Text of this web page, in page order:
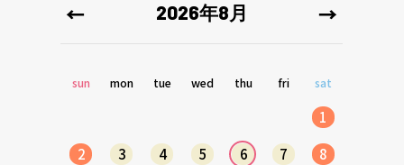
2026年8月
sun mon tue wed thu fri sat
1
2
3 4 5 6 7
8